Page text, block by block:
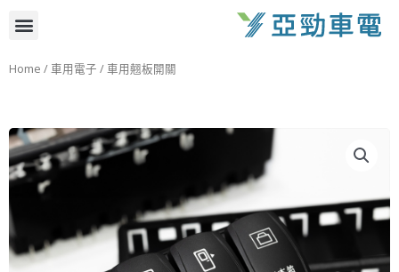
要
選
單
Home /車用電子 / 車用翹板開關